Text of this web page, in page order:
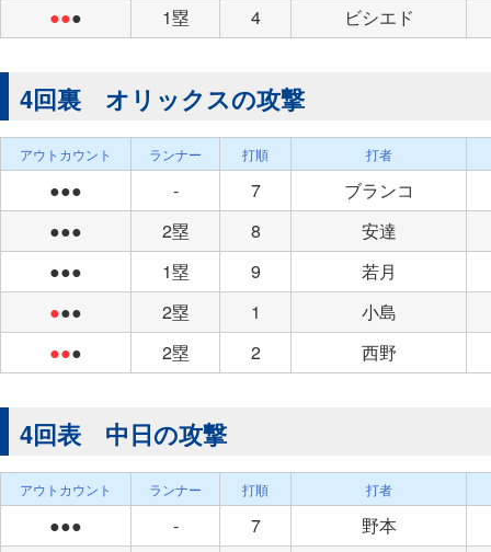
●●● 1塁 4 ビシエド
4回裏 オリックスの攻撃
アウトカウント ランナー 打順 打者
●●● - 7
ブランコ
●●●
2塁 8
安達
●●●
1塁 9
若月
●●● 2塁 1
小島
●●● 2塁 2 西野
4回表 中日の攻撃
アウトカウント ランナー 打順 打者
●●● - 7
野本